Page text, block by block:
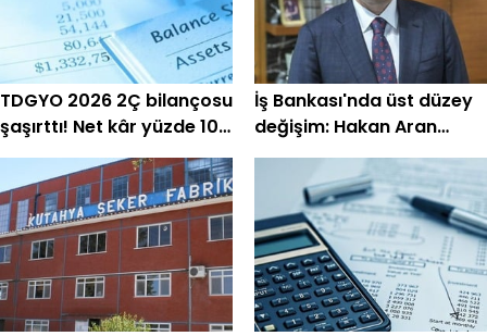
TDGYO 2026 2Ç bilançosu
şaşırttı! Net kâr yüzde 105
bin arttı
İş Bankası'nda üst düzey
değişim: Hakan Aran
görevini devrediyor